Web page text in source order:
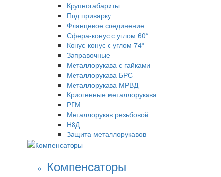
Крупногабариты
Под приварку
Фланцевое соединение
Сфера-конус с углом 60°
Конус-конус с углом 74°
Заправочные
Металлорукава с гайками
Металлорукава БРС
Металлорукава МРВД
Криогенные металлорукава
РГМ
Металлорукав резьбовой
Н8Д
Защита металлорукавов
Компенсаторы